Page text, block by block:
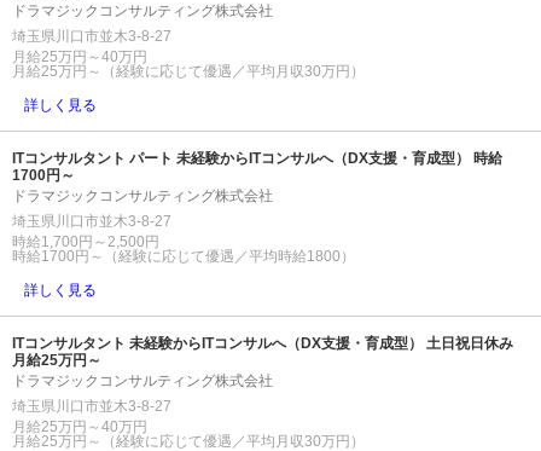
ドラマジックコンサルティング株式会社
埼玉県川口市並木3-8-27
月給25万円～40万円
月給25万円～（経験に応じて優遇／平均月収30万円）
詳しく見る
ITコンサルタント パート 未経験からITコンサルへ（DX支援・育成型） 時給
1700円～
ドラマジックコンサルティング株式会社
埼玉県川口市並木3-8-27
時給1,700円～2,500円
時給1700円～（経験に応じて優遇／平均時給1800）
詳しく見る
ITコンサルタント 未経験からITコンサルへ（DX支援・育成型） 土日祝日休み
月給25万円～
ドラマジックコンサルティング株式会社
埼玉県川口市並木3-8-27
月給25万円～40万円
月給25万円～（経験に応じて優遇／平均月収30万円）